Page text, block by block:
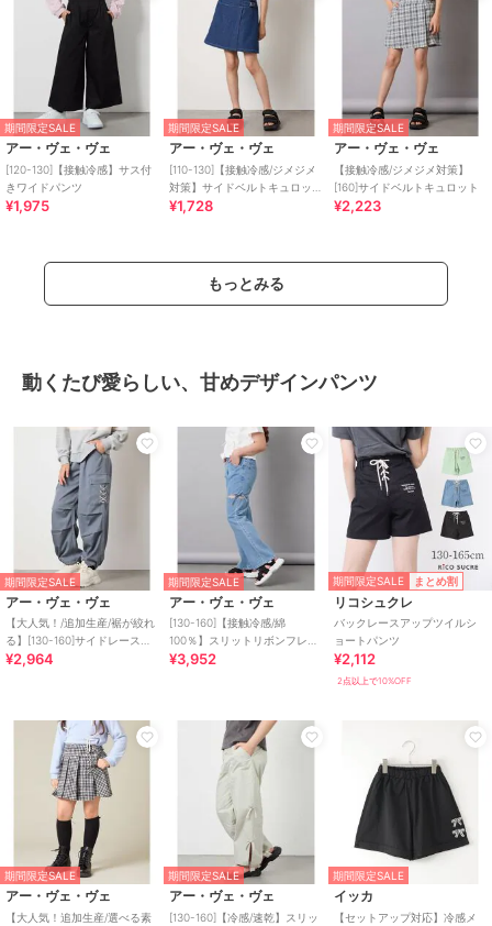
期間限定SALE
アー・ヴェ・ヴェ
[120-130]【接触冷感】サス付
きワイドパンツ
¥1,975
期間限定SALE
アー・ヴェ・ヴェ
[110-130]【接触冷感/ジメジメ
対策】サイドベルトキュロッ
ト
¥1,728
期間限定SALE
アー・ヴェ・ヴェ
【接触冷感/ジメジメ対策】
[160]サイドベルトキュロット
¥2,223
もっとみる
動くたび愛らしい、甘めデザインパンツ
期間限定SALE
アー・ヴェ・ヴェ
【大人気！/追加生産/裾が絞れ
る】[130-160]サイドレースア
ップカーゴパンツ
¥2,964
期間限定SALE
アー・ヴェ・ヴェ
[130-160]【接触冷感/綿
100％】スリットリボンフレア
デニム
¥3,952
期間限定SALE まとめ割
リコシュクレ
バックレースアップツイルシ
ョートパンツ
¥2,112
2点以上で10%OFF
期間限定SALE
アー・ヴェ・ヴェ
【大人気！追加生産/選べる素
期間限定SALE
アー・ヴェ・ヴェ
[130-160]【冷感/速乾】スリッ
期間限定SALE
イッカ
【セットアップ対応】冷感メ